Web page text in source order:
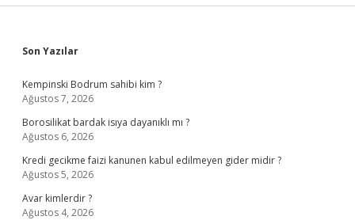
Sidebar
Son Yazılar
Kempinski Bodrum sahibi kim ?
Ağustos 7, 2026
Borosilikat bardak isıya dayanıklı mı ?
Ağustos 6, 2026
Kredi gecikme faizi kanunen kabul edilmeyen gider midir ?
Ağustos 5, 2026
Avar kimlerdir ?
Ağustos 4, 2026